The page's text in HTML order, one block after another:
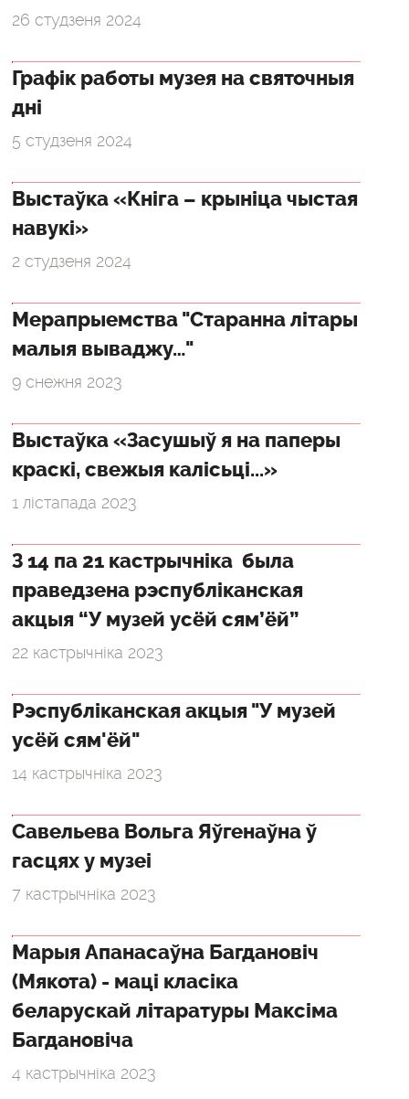
26 студзеня 2024
Графік работы музея на святочныя
дні
5 студзеня 2024
Выстаўка «Кніга – крыніца чыстая
навукі»
2 студзеня 2024
Мерапрыемства "Старанна літары
малыя вываджу…"
9 снежня 2023
Выстаўка «Засушыў я на паперы
краскі, свежыя калісьці...»
1 лістапада 2023
З 14 па 21 кастрычніка была
праведзена рэспубліканская
акцыя “У музей усёй сям’ёй”
22 кастрычніка 2023
Рэспубліканская акцыя "У музей
усёй сям'ёй"
14 кастрычніка 2023
Савельева Вольга Яўгенаўна ў
гасцях у музеі
7 кастрычніка 2023
Марыя Апанасаўна Багдановіч
(Мякота) - маці класіка
беларускай літаратуры Максіма
Багдановіча
4 кастрычніка 2023